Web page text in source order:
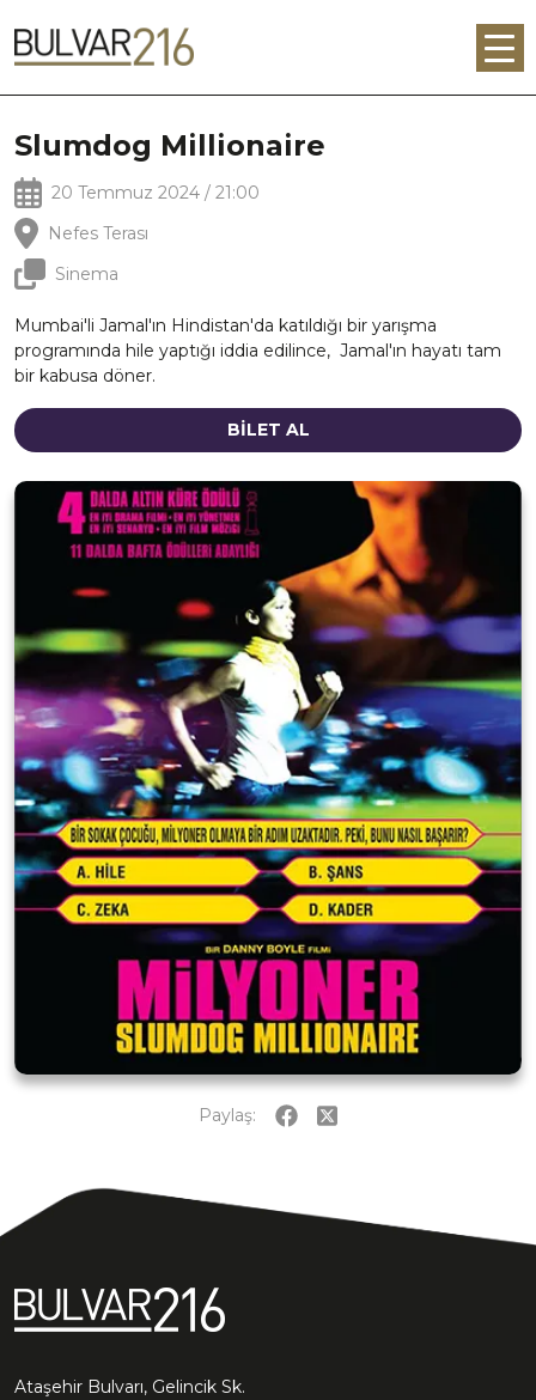
Slumdog Millionaire
20 Temmuz 2024 / 21:00
Nefes Terası
Sinema
Mumbai'li Jamal'ın Hindistan'da katıldığı bir yarışma
programında hile yaptığı iddia edilince, Jamal'ın hayatı tam
bir kabusa döner.
BİLET AL
Paylaş:
Ataşehir Bulvarı, Gelincik Sk.